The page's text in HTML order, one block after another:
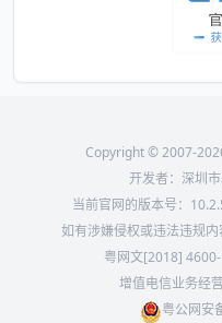
Copyright © 2007-
开发者：深圳
当前官网的版本号：
如有涉嫌侵权或违法违规
粤网文[2018]
增值电信业务经
粤公网安